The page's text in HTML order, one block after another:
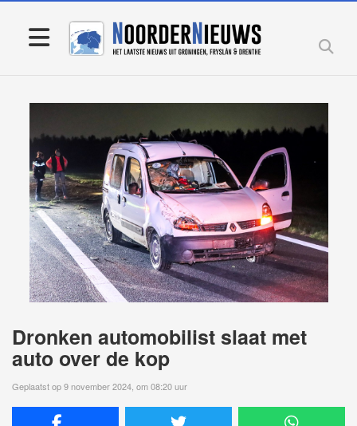
Dronken automobilist slaat met
auto over de kop
Geplaatst op 9 november 2024, om 08:20 uur